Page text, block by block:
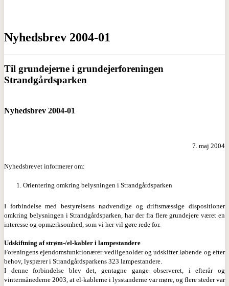
Nyhedsbrev 2004-01
Til grundejerne i grundejerforeningen
Strandgårdsparken
Nyhedsbrev 2004-01
7. maj 2004
Nyhedsbrevet informerer om:
1. Orientering omkring belysningen i Strandgårdsparken
I forbindelse med bestyrelsens nødvendige og driftsmæssige dispositioner
omkring belysningen i Strandgårdsparken, har der fra flere grundejere været en
interesse og opmærksomhed, som vi her vil gøre rede for.
Udskiftning af strøm-/el-kabler i lampestandere
Foreningens ejendomsfunktionærer vedligeholder og udskifter løbende og efter
behov, lyspærer i Strandgårdsparkens 323 lampestandere.
I denne forbindelse blev det, gentagne gange observeret, i efterår og
vintermånederne 2003, at el-kablerne i lysstanderne var møre, og flere steder var